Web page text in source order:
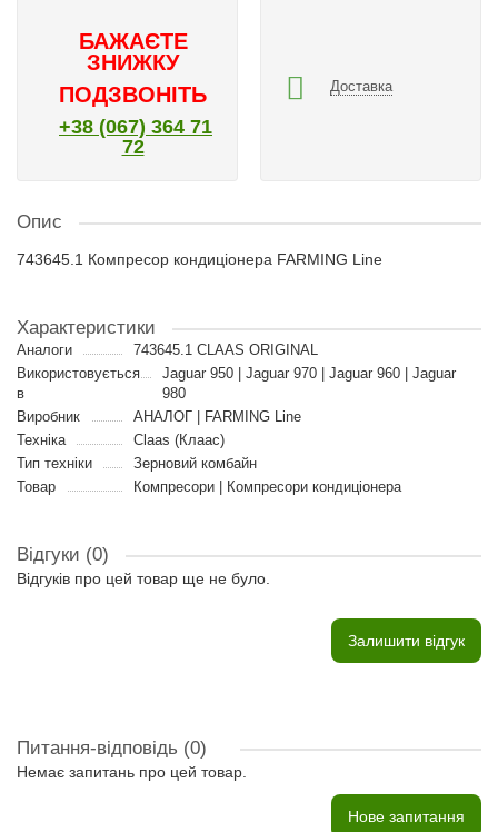
БАЖАЄТЕ
ЗНИЖКУ
ПОДЗВОНІТЬ
+38 (067) 364 71
72
Доставка
Опис
743645.1 Компресор кондиціонера FARMING Line
Характеристики
Аналоги
743645.1 CLAAS ORIGINAL
Використовується
в
Jaguar 950 | Jaguar 970 | Jaguar 960 | Jaguar
980
Виробник
АНАЛОГ | FARMING Line
Техніка
Claas (Клаас)
Тип техніки
Зерновий комбайн
Товар
Компресори | Компресори кондиціонера
Відгуки (0)
Відгуків про цей товар ще не було.
Залишити відгук
Питання-відповідь (0)
Немає запитань про цей товар.
Нове запитання